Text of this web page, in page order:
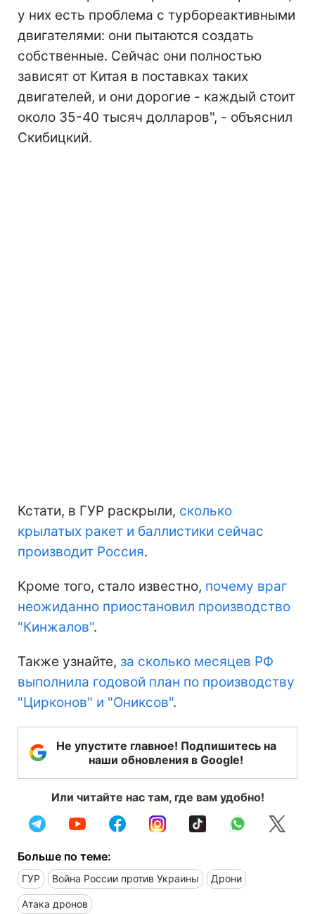
у них есть проблема с турбореактивными
двигателями: они пытаются создать
собственные. Сейчас они полностью
зависят от Китая в поставках таких
двигателей, и они дорогие - каждый стоит
около 35-40 тысяч долларов", - объяснил
Скибицкий.
Кстати, в ГУР раскрыли, сколько
крылатых ракет и баллистики сейчас
производит Россия.
Кроме того, стало известно, почему враг
неожиданно приостановил производство
"Кинжалов".
Также узнайте, за сколько месяцев РФ
выполнила годовой план по производству
"Цирконов" и "Ониксов".
Не упустите главное! Подпишитесь на
наши обновления в Google!
Или читайте нас там, где вам удобно!
Больше по теме:
ГУР Война России против Украины Дрони
Атака дронов